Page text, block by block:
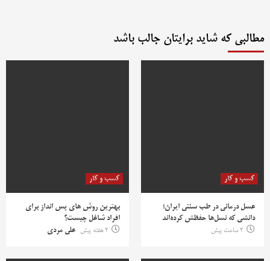
مطالبی که شاید برایتان جالب باشد
کسب و کار
عسل درمانی در طب سنتی ایران؛
دانشی که نسل‌ها حفظش کرده‌اند
2 ساعت پیش
کسب و کار
بهترین روش‌ های پس‌ انداز برای
افراد شاغل چیست؟
2 هفته پیش
علی مردی